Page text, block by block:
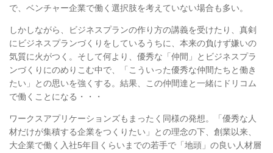
で、ベンチャー企業で働く選択肢を考えていない場合も多い。
しかしながら、ビジネスプランの作り方の講義を受けたり、真剣
にビジネスプランづくりをしているうちに、本来の負けず嫌いの
気質に火がつく。そして何より、優秀な「仲間」とビジネスプラ
ンづくりにのめりこむ中で、「こういった優秀な仲間たちと働き
たい」との思いを強くする。結果、この仲間達と一緒にドリコム
で働くことになる・・・
ワークスアプリケーションズもまったく同様の発想。「優秀な人
材だけが集積する企業をつくりたい」との理念の下、創業以来、
大企業で働く入社5年目くらいまでの若手で「地頭」の良い人材層